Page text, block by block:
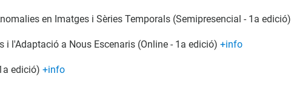
en Imatges i Sèries Temporals (Semipresencial - 1a edició)
l'Adaptació a Nous Escenaris (Online - 1a edició) +info
edició) +info